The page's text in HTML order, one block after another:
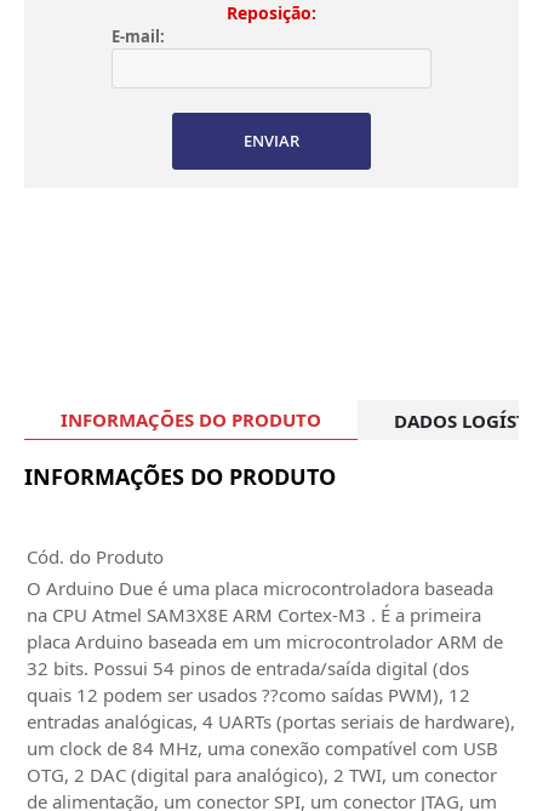
Reposição:
E-mail:
ENVIAR
INFORMAÇÕES DO PRODUTO DADOS
INFORMAÇÕES DO PRODUTO
Cód. do Produto
O Arduino Due é uma placa microcontroladora baseada
na CPU Atmel SAM3X8E ARM Cortex-M3 . É a primeira
placa Arduino baseada em um microcontrolador ARM de
32 bits. Possui 54 pinos de entrada/saída digital (dos
quais 12 podem ser usados ??como saídas PWM), 12
entradas analógicas, 4 UARTs (portas seriais de hardware),
um clock de 84 MHz, uma conexão compatível com USB
OTG, 2 DAC (digital para analógico), 2 TWI, um conector
de alimentação, um conector SPI, um conector JTAG, um